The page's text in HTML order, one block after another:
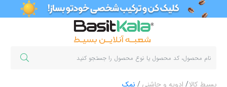
بسیط کالا ادویه و چاشنی نمک